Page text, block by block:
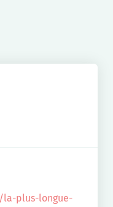
la-plus-longue-